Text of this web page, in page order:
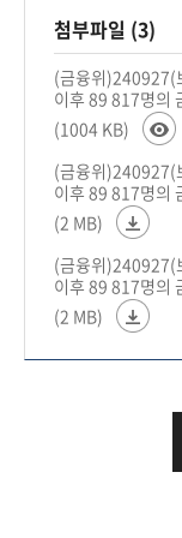
첨부파일 (3)
(금융위)240927(
이후 89 817명의
(1004 KB)
(금융위)240927(
이후 89 817명의
(2 MB)
(금융위)240927(
이후 89 817명의
(2 MB)